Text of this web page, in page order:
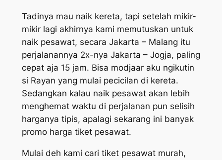
Tadinya mau naik kereta, tapi setelah mikir-
mikir lagi akhirnya kami memutuskan untuk
naik pesawat, secara Jakarta – Malang itu
perjalanannya 2x-nya Jakarta – Jogja, paling
cepat aja 15 jam. Bisa modjaar aku ngikutin
si Rayan yang mulai pecicilan di kereta.
Sedangkan kalau naik pesawat akan lebih
menghemat waktu di perjalanan pun selisih
harganya tipis, apalagi sekarang ini banyak
promo harga tiket pesawat.
Mulai deh kami cari tiket pesawat murah,